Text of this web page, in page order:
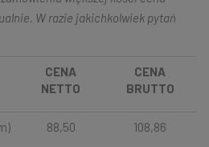
W razie jakichkolwiek pytań
CENA
NETTO
CENA
BRUTTO
88,50 108,86